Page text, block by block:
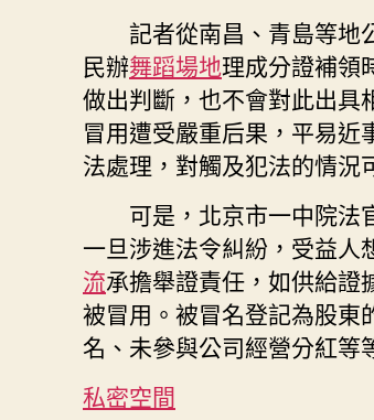
記者從南昌、青島等地
民辦舞蹈場地理成分證補領
做出判斷，也不會對此出具
冒用遭受嚴重后果，平易近
法處理，對觸及犯法的情況
可是，北京市一中院法
一旦涉進法令糾紛，受益人
流承擔舉證責任，如供給證
被冒用。被冒名登記為股東
名、未參與公司經營分紅等
私密空間